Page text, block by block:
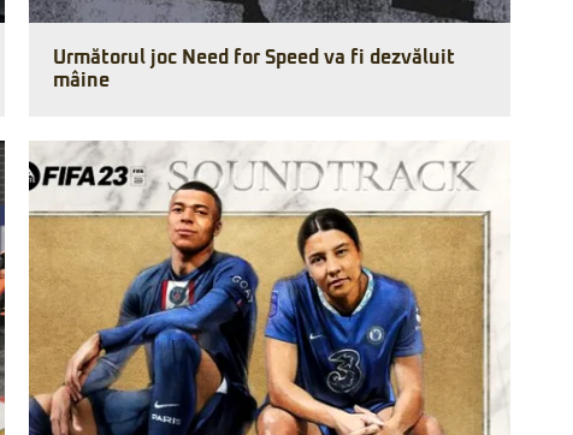
Următorul joc Need for Speed va fi dezvăluit
mâine